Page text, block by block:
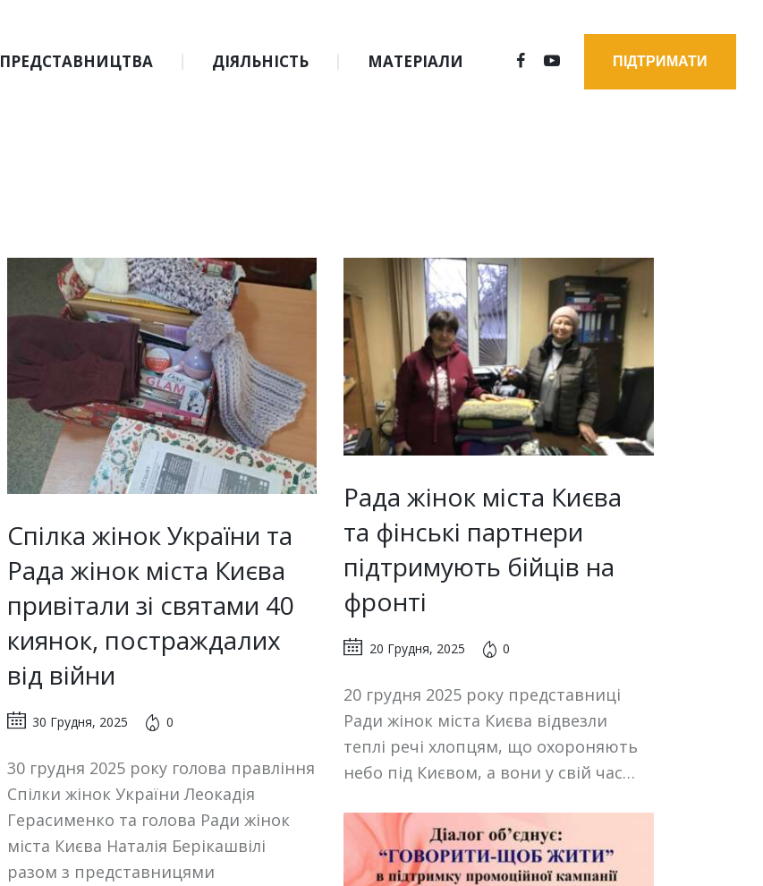
ПРЕДСТАВНИЦТВА ДІЯЛЬНІСТЬ МАТЕРІАЛИ ПІДТРИМАТИ
Спілка жінок України та
Рада жінок міста Києва
привітали зі святами 40
киянок, постраждалих
від війни
30 Грудня, 2025 0
30 грудня 2025 року голова правління
Спілки жінок України Леокадія
Герасименко та голова Ради жінок
міста Києва Наталія Берікашвілі
разом з представницями
Рада жінок міста Києва
та фінські партнери
підтримують бійців на
фронті
20 Грудня, 2025 0
20 грудня 2025 року представниці
Ради жінок міста Києва відвезли
теплі речі хлопцям, що охороняють
небо під Києвом, а вони у свій час…